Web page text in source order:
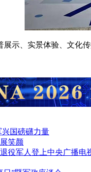
示、实景体验、文化
国磅礴力量
笑颜
役军人登上中央广播电